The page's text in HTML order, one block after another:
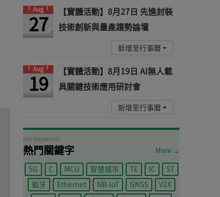
Aug
27
【實體活動】8月27日 先進封裝
技術創新與量產趨勢論壇
新增至行事曆
Aug
19
【實體活動】8月19日 AI無人載
具關鍵技術應用研討會
新增至行事曆
Hot Keywords
熱門關鍵字 More →
5G C MCU 智慧城市 TE IC
ST
藍牙
Ethernet NB-IoT GNSS
V2X